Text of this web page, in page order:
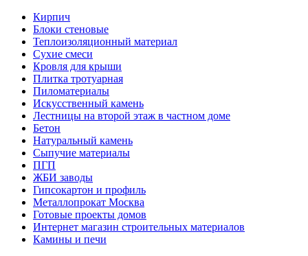
Кирпич
Блоки стеновые
Теплоизоляционный материал
Сухие смеси
Кровля для крыши
Плитка тротуарная
Пиломатериалы
Искусственный камень
Лестницы на второй этаж в частном доме
Бетон
Натуральный камень
Сыпучие материалы
ПГП
ЖБИ заводы
Гипсокартон и профиль
Металлопрокат Москва
Готовые проекты домов
Интернет магазин строительных материалов
Камины и печи